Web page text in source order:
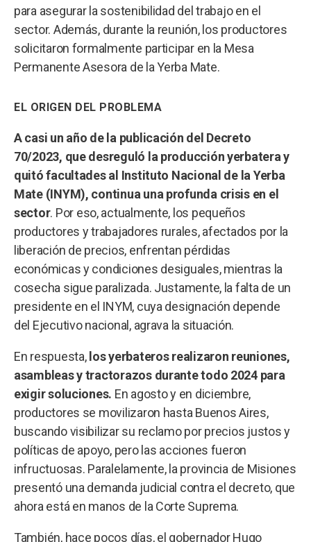
para asegurar la sostenibilidad del trabajo en el
sector. Además, durante la reunión, los productores
solicitaron formalmente participar en la Mesa
Permanente Asesora de la Yerba Mate.
EL ORIGEN DEL PROBLEMA
A casi un año de la publicación del Decreto
70/2023, que desreguló la producción yerbatera y
quitó facultades al Instituto Nacional de la Yerba
Mate (INYM), continua una profunda crisis en el
sector. Por eso, actualmente, los pequeños
productores y trabajadores rurales, afectados por la
liberación de precios, enfrentan pérdidas
económicas y condiciones desiguales, mientras la
cosecha sigue paralizada. Justamente, la falta de un
presidente en el INYM, cuya designación depende
del Ejecutivo nacional, agrava la situación.
En respuesta, los yerbateros realizaron reuniones,
asambleas y tractorazos durante todo 2024 para
exigir soluciones. En agosto y en diciembre,
productores se movilizaron hasta Buenos Aires,
buscando visibilizar su reclamo por precios justos y
políticas de apoyo, pero las acciones fueron
infructuosas. Paralelamente, la provincia de Misiones
presentó una demanda judicial contra el decreto, que
ahora está en manos de la Corte Suprema.
También, hace pocos días, el gobernador Hugo